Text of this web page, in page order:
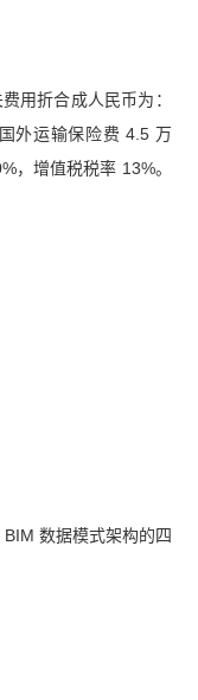
用折合成人民币为：
外运输保险费 4.5 万
，增值税税率 13%。
数据模式架构的四